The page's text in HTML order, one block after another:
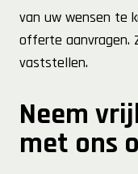
van uw wensen te
offerte aanvragen.
vaststellen.
Neem
met ons